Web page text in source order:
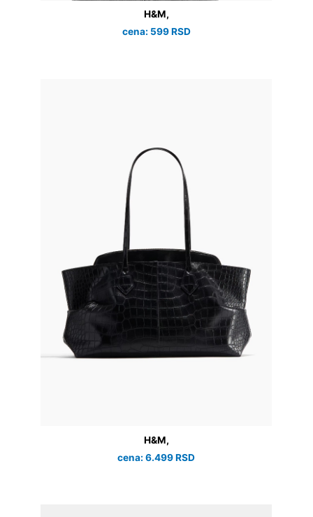
H&M,
cena: 599 RSD
H&M,
cena: 6.499 RSD